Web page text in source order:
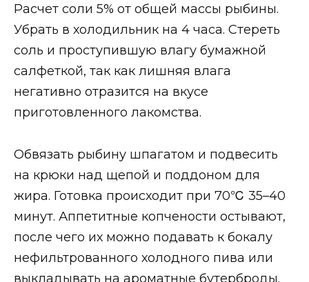
Расчет соли 5% от общей массы рыбины.
Убрать в холодильник на 4 часа. Стереть
соль и проступившую влагу бумажной
салфеткой, так как лишняя влага
негативно отразится на вкусе
приготовленного лакомства.
Обвязать рыбину шпагатом и подвесить
на крюки над щепой и поддоном для
жира. Готовка происходит при 70℃ 35–40
минут. Аппетитные копчености остывают,
после чего их можно подавать к бокалу
нефильтрованного холодного пива или
выкладывать на ароматные бутерброды.